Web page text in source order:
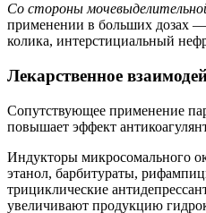
Со стороны
применении в больших дозах
колика, интерстициальный
Лекарственное
Сопутствующее применение
повышает эффект
Индукторы микросомального
этанол, барбитураты,
трициклические
увеличивают продукцию